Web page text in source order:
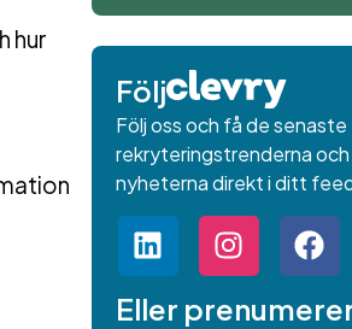
hur
Följ
Följ oss och få de senaste
rekryteringstrenderna och
nyheterna direkt i ditt
Eller